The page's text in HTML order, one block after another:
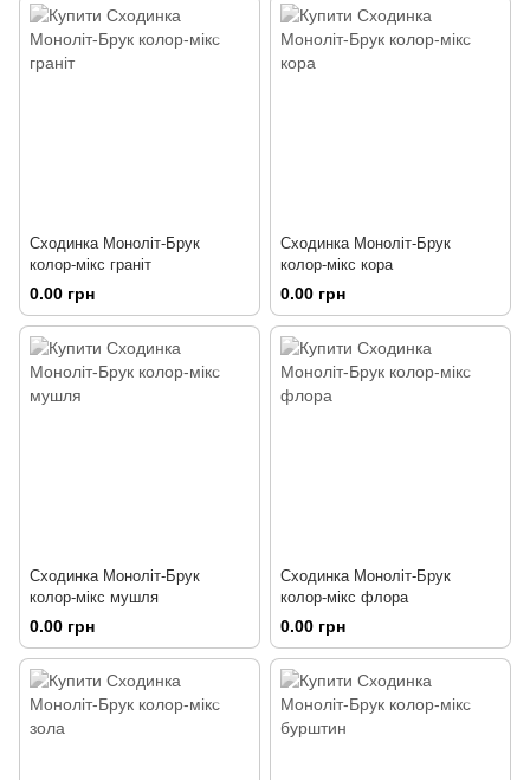
Сходинка Моноліт-Брук
колор-мікс граніт
0.00 грн
Сходинка Моноліт-Брук
колор-мікс кора
0.00 грн
Сходинка Моноліт-Брук
колор-мікс мушля
0.00 грн
Сходинка Моноліт-Брук
колор-мікс флора
0.00 грн